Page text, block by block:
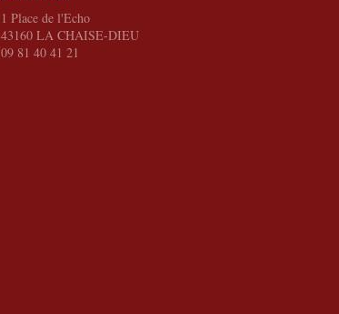
1 Place de l'Echo
43160 LA CHAISE-DIEU
09 81 40 41 21